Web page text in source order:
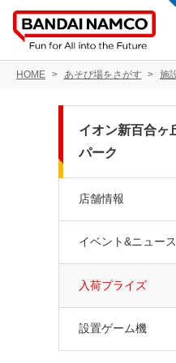
HOME あそび場をさがす 施
イオン新百合ヶ
パーク
店舗情報
イベント&ニュース
入荷プライズ
設置ゲーム機